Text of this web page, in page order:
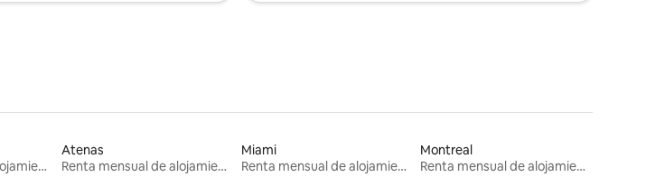
Renta mensual de alojamientos
Atenas
Renta mensual de alojamientos
Miami
Renta mensual de alojamientos
Montreal
Renta mensual de alojamientos